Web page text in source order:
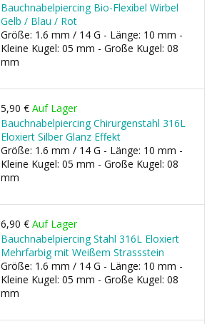
Bauchnabelpiercing Bio-Flexibel Wirbel
Gelb / Blau / Rot
Größe: 1.6 mm / 14 G - Länge: 10 mm -
Kleine Kugel: 05 mm - Große Kugel: 08
mm
5,90 € Auf Lager
Bauchnabelpiercing Chirurgenstahl 316L
Eloxiert Silber Glanz Effekt
Größe: 1.6 mm / 14 G - Länge: 10 mm -
Kleine Kugel: 05 mm - Große Kugel: 08
mm
6,90 € Auf Lager
Bauchnabelpiercing Stahl 316L Eloxiert
Mehrfarbig mit Weißem Strassstein
Größe: 1.6 mm / 14 G - Länge: 10 mm -
Kleine Kugel: 05 mm - Große Kugel: 08
mm